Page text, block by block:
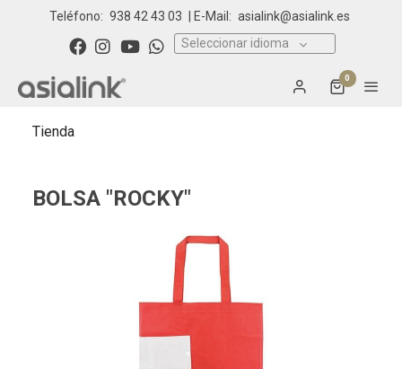
Teléfono: 938 42 43 03 | E-Mail: asialink@asialink.es
Seleccionar idioma
0
Tienda
BOLSA "ROCKY"